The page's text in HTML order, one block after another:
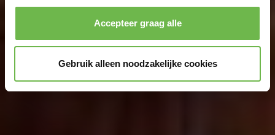
Accepteer graag alle
Gebruik alleen noodzakelijke cookies